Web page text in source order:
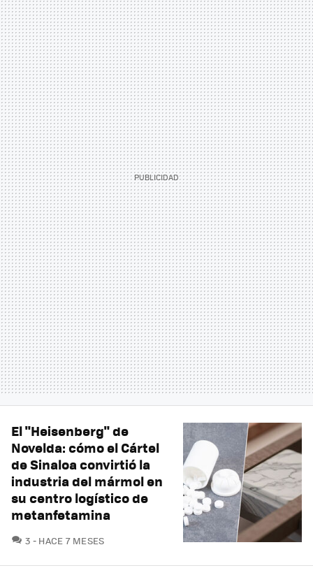
El "Heisenberg" de
Novelda: cómo el Cártel
de Sinaloa convirtió la
industria del mármol en
su centro logístico de
metanfetamina
3 COMENTARIOS
HACE 7 MESES